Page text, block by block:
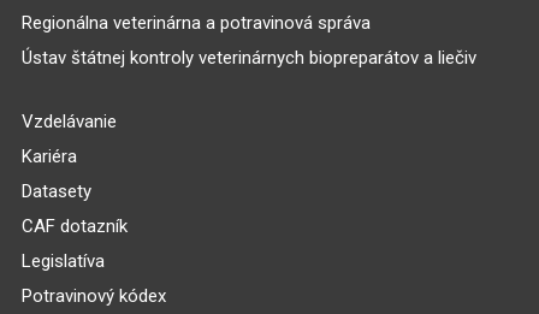
Regionálna veterinárna a potravinová správa
Ústav štátnej kontroly veterinárnych biopreparátov a liečiv
Vzdelávanie
Kariéra
Datasety
CAF dotazník
Legislatíva
Potravinový kódex